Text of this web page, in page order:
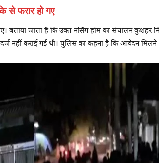
से फरार हो गए
जाता है कि उक्त नर्सिंग होम का संचालन कुशहर
कराई गई थी। पुलिस का कहना है कि आवेदन मिलने